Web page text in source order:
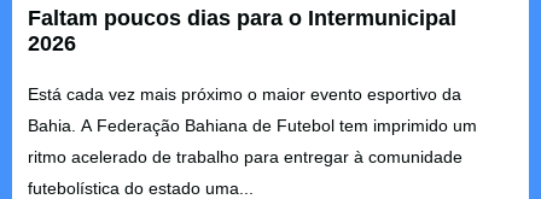
Faltam poucos dias para o Intermunicipal
2026
Está cada vez mais próximo o maior evento esportivo da
Bahia. A Federação Bahiana de Futebol tem imprimido um
ritmo acelerado de trabalho para entregar à comunidade
futebolística do estado uma...